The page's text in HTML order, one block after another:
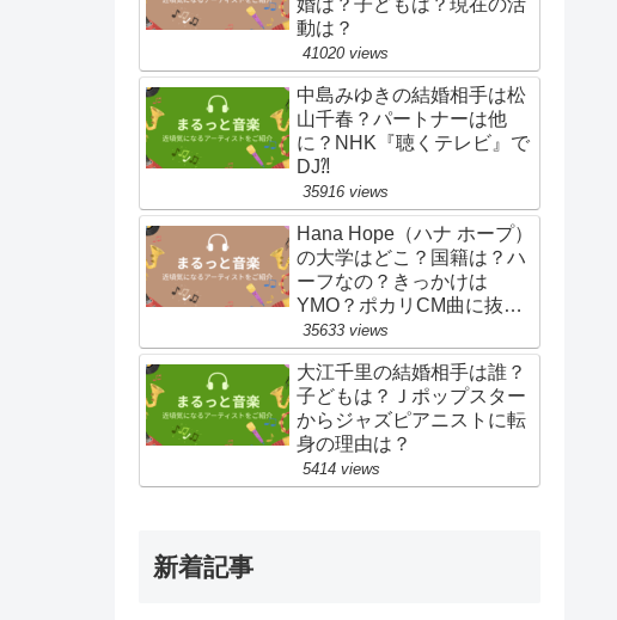
動は？
41020 views
中島みゆきの結婚相手は松
山千春？パートナーは他
に？NHK『聴くテレビ』で
DJ⁈
35916 views
Hana Hope（ハナ ホープ）
の大学はどこ？国籍は？ハ
ーフなの？きっかけは
YMO？ポカリCM曲に抜
擢！
35633 views
大江千里の結婚相手は誰？
子どもは？Ｊポップスター
からジャズピアニストに転
身の理由は？
5414 views
新着記事